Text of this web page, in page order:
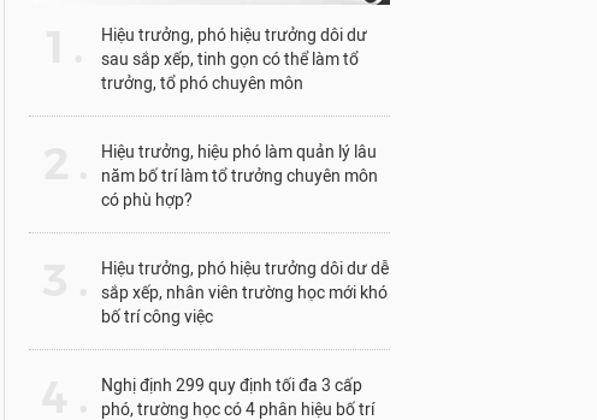
Hiệu trưởng, phó hiệu trưởng dôi dư
sau sắp xếp, tinh gọn có thể làm tổ
trưởng, tổ phó chuyên môn
Hiệu trưởng, hiệu phó làm quản lý lâu
năm bố trí làm tổ trưởng chuyên môn
có phù hợp?
Hiệu trưởng, phó hiệu trưởng dôi dư dễ
sắp xếp, nhân viên trường học mới khó
bố trí công việc
Nghị định 299 quy định tối đa 3 cấp
phó, trường học có 4 phân hiệu bố trí